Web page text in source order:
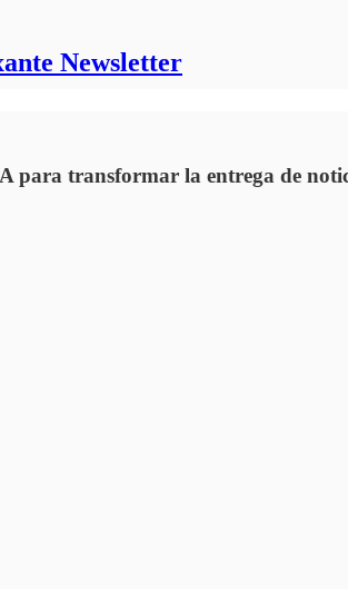
Newsletter
para transformar la entrega de